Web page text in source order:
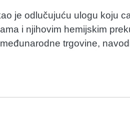
je odlučujuću ulogu koju
i njihovim hemijskim
trgovine,